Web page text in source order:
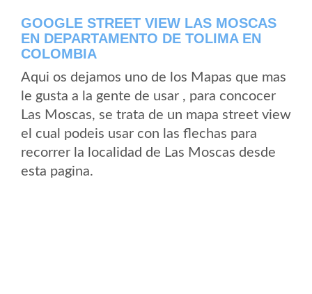
GOOGLE STREET VIEW LAS MOSCAS
EN DEPARTAMENTO DE TOLIMA EN
COLOMBIA
Aqui os dejamos uno de los Mapas que mas
le gusta a la gente de usar , para concocer
Las Moscas, se trata de un mapa street view
el cual podeis usar con las flechas para
recorrer la localidad de Las Moscas desde
esta pagina.